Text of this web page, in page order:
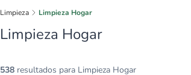
Limpieza Limpieza Hogar
Limpieza Hogar
538 resultados para Limpieza Hogar